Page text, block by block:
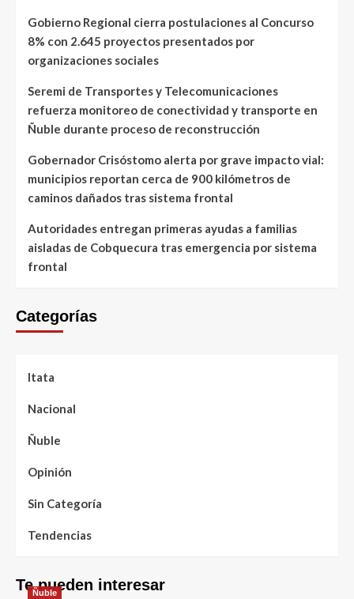
Gobierno Regional cierra postulaciones al Concurso
8% con 2.645 proyectos presentados por
organizaciones sociales
Seremi de Transportes y Telecomunicaciones
refuerza monitoreo de conectividad y transporte en
Ñuble durante proceso de reconstrucción
Gobernador Crisóstomo alerta por grave impacto vial:
municipios reportan cerca de 900 kilómetros de
caminos dañados tras sistema frontal
Autoridades entregan primeras ayudas a familias
aisladas de Cobquecura tras emergencia por sistema
frontal
Categorías
Itata
Nacional
Ñuble
Opinión
Sin Categoría
Tendencias
Te pueden interesar
Ñuble